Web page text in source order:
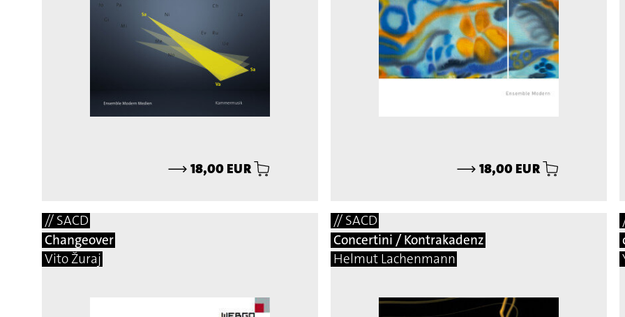
⟶ 18,00 EUR ⟶ 18,00 EUR
// SACD
Changeover
Vito Žuraj
// SACD
Concertini / Kontrakadenz
Helmut Lachenmann